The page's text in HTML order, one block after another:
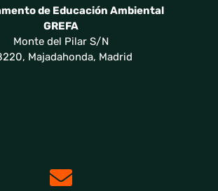
de Educación Ambiental
GREFA
Monte del Pilar S/N
Majadahonda, Madrid